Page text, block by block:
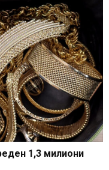
1,3 милиони